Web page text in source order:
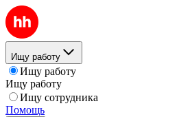
Ищу работу
Ищу работу
Ищу работу
Ищу сотрудника
Помощь